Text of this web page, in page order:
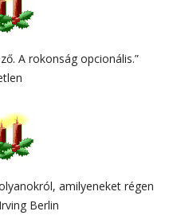
A rokonság opcionális.”
amilyeneket régen
Berlin